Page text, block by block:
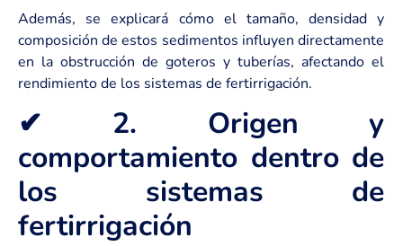
Además, se explicará cómo el tamaño, densidad y
composición de estos sedimentos influyen directamente
en la obstrucción de goteros y tuberías, afectando el
rendimiento de los sistemas de fertirrigación.
✔ 2. Origen y
comportamiento dentro de
los sistemas de
fertirrigación